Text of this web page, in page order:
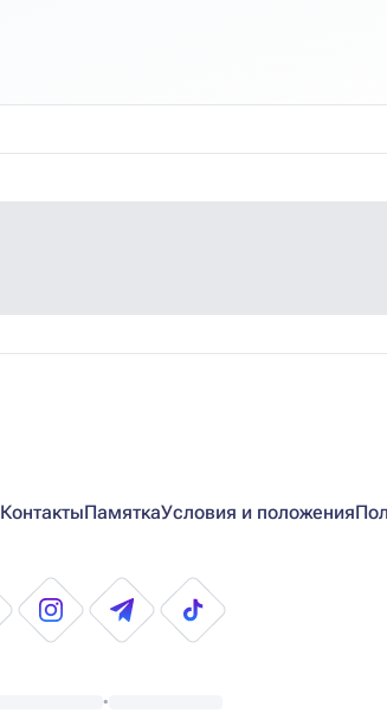
КонтактыПамяткаУсловия и положения
•